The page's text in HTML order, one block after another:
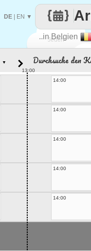
Jeden
..in Belgien
DE EN ▼
▼ Durchsuche den
13:00
14:00
14:00
14:00
14:00
14:00